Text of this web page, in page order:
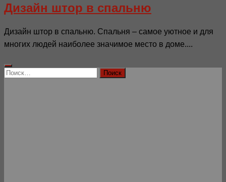
Дизайн штор в спальню
Дизайн штор в спальню. Спальня – самое уютное и для
многих людей наиболее значимое место в доме....
Найти: